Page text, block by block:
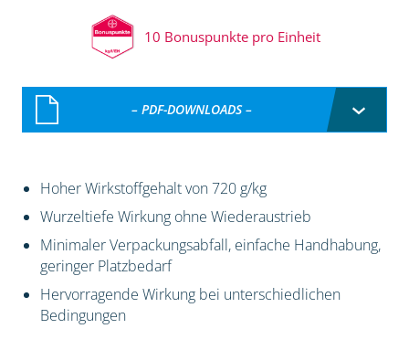
10 Bonuspunkte pro Einheit
– PDF-DOWNLOADS –
Hoher Wirkstoffgehalt von 720 g/kg
Wurzeltiefe Wirkung ohne Wiederaustrieb
Minimaler Verpackungsabfall, einfache Handhabung,
geringer Platzbedarf
Hervorragende Wirkung bei unterschiedlichen
Bedingungen